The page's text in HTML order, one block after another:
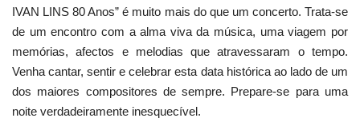
IVAN LINS 80 Anos” é muito mais do que um concerto. Trata-se
de um encontro com a alma viva da música, uma viagem por
memórias, afectos e melodias que atravessaram o tempo.
Venha cantar, sentir e celebrar esta data histórica ao lado de um
dos maiores compositores de sempre. Prepare-se para uma
noite verdadeiramente inesquecível.